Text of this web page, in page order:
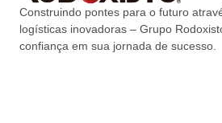
Construindo pontes para o futuro
logísticas inovadoras – Grupo
confiança em sua jornada de sucesso.